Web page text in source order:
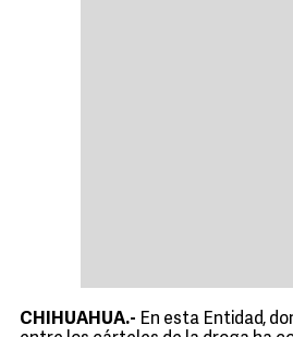
CHIHUAHUA.- En esta Entidad,